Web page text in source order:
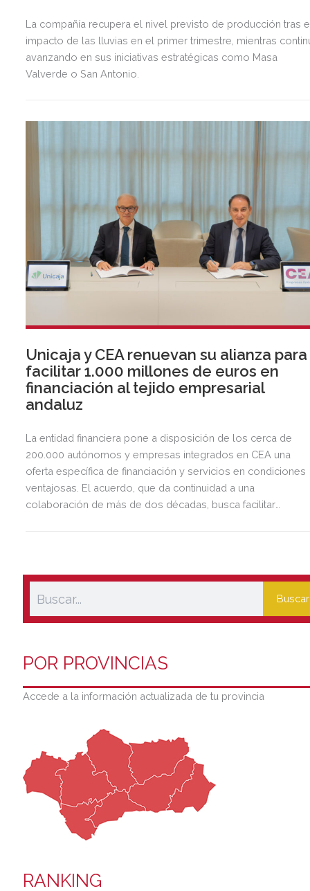
La compañía recupera el nivel previsto de producción tras
impacto de las lluvias en el primer trimestre, mientras
avanzando en sus iniciativas estratégicas como Masa
Valverde o San Antonio.
Unicaja y CEA renuevan su alianza para
facilitar 1.000 millones de euros en
financiación al tejido empresarial
andaluz
La entidad financiera pone a disposición de los cerca de
200.000 autónomos y empresas integrados en CEA una
oferta específica de financiación y servicios en condiciones
ventajosas. El acuerdo, que da continuidad a una
colaboración de más de dos décadas, busca facilitar
Buscar
POR PROVINCIAS
Accede a la información actualizada de tu provincia
RANKING